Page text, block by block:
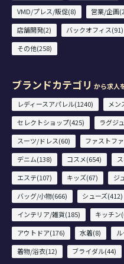
VMD/プレス/販促(8)
営業/企画
店舗開発(2)
バックオフィス(91)
その他(258)
ブランドカテゴリ から求人
レディースアパレル(1240)
メン
セレクトショップ(425)
ラグジ
スーツ/ドレス(60)
ファストフ
デニム(138)
コスメ(654)
エステ(107)
キッズ(67) ジ
バッグ/小物(666)
シューズ(412)
インテリア/雑貨(185)
キッチン
アウトドア(176)
水着(8)
着物/浴衣(12)
ブライダル(44)